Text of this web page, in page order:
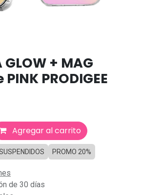
GLOW + MAG
PINK PRODIGEE
Agregar al carrito
PROMO 20%
de 30 días